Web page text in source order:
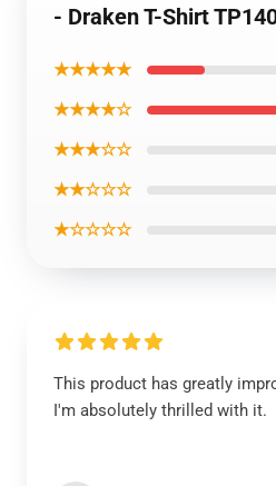
- Draken T-Shirt
★★★★★
★★★★☆
★★★☆☆
★★☆☆☆
★☆☆☆☆
This product has greatly
I'm absolutely thrilled with it.